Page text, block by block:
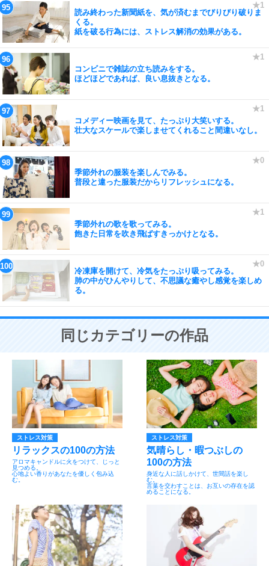
読み終わった新聞紙を、気が済むまでびりびり破りま
くる。
紙を破る行為には、ストレス解消の効果がある。
コンビニで雑誌の立ち読みをする。
ほどほどであれば、良い息抜きとなる。
コメディー映画を見て、たっぷり大笑いする。
壮大なスケールで楽しませてくれること間違いなし。
季節外れの服装を楽しんでみる。
普段と違った服装だからリフレッシュになる。
季節外れの歌を歌ってみる。
飽きた日常を吹き飛ばすきっかけとなる。
冷凍庫を開けて、冷気をたっぷり吸ってみる。
肺の中がひんやりして、不思議な癒やし感覚を楽しめ
る。
同じカテゴリーの作品
ストレス対策
リラックスの100の方法
アロマキャンドルに火をつけて、じっと
見つめる。
心地よい香りがあなたを優しく包み込
む。
ストレス対策
気晴らし・暇つぶしの
100の方法
身近な人に話しかけて、世間話を楽し
む。
言葉を交わすことは、お互いの存在を認
めることになる。